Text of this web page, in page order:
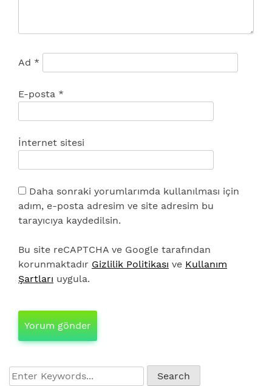
Ad *
E-posta *
İnternet sitesi
Daha sonraki yorumlarımda kullanılması için
adım, e-posta adresim ve site adresim bu
tarayıcıya kaydedilsin.
Bu site reCAPTCHA ve Google tarafından
korunmaktadır Gizlilik Politikası ve Kullanım
Şartları uygula.